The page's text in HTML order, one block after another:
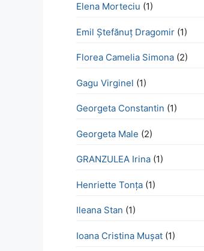
Elena Morteciu (1)
Emil Ștefănuț Dragomir (1)
Florea Camelia Simona (2)
Gagu Virginel (1)
Georgeta Constantin (1)
Georgeta Male (2)
GRANZULEA Irina (1)
Henriette Tonţa (1)
Ileana Stan (1)
Ioana Cristina Mușat (1)